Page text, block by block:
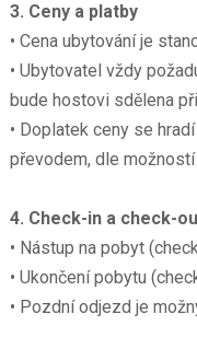
3. Ceny a platby
• Cena ubytování je
• Ubytovatel vždy
bude hostovi sdělena
• Doplatek ceny se
převodem, dle
4. Check-in a check-
• Nástup na pobyt
• Ukončení pobytu
• Pozdní odjezd je